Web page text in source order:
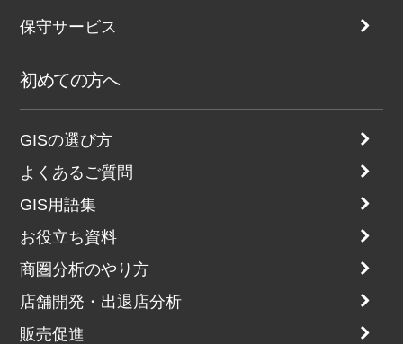
保守サービス
初めての方へ
GISの選び方
よくあるご質問
GIS用語集
お役立ち資料
商圏分析のやり方
店舗開発・出退店分析
販売促進